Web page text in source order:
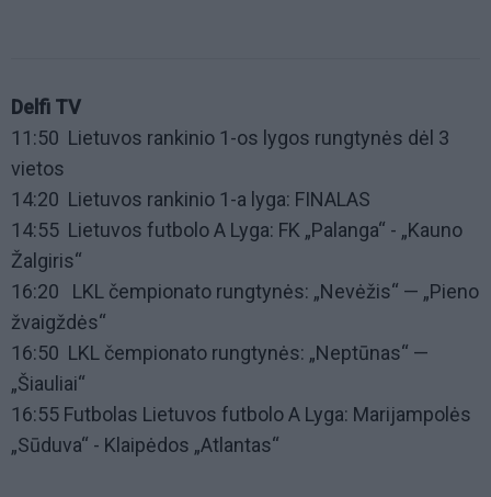
Delfi TV
11:50 Lietuvos rankinio 1-os lygos rungtynės dėl 3
vietos
14:20 Lietuvos rankinio 1-a lyga: FINALAS
14:55 Lietuvos futbolo A Lyga: FK „Palanga“ - „Kauno
Žalgiris“
16:20 LKL čempionato rungtynės: „Nevėžis“ — „Pieno
žvaigždės“
16:50 LKL čempionato rungtynės: „Neptūnas“ —
„Šiauliai“
16:55 Futbolas Lietuvos futbolo A Lyga: Marijampolės
„Sūduva“ - Klaipėdos „Atlantas“